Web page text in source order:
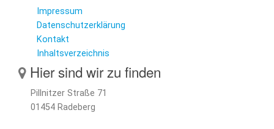
Impressum
Datenschutzerklärung
Kontakt
Inhaltsverzeichnis
Hier sind wir zu finden
Pillnitzer Straße 71
01454 Radeberg